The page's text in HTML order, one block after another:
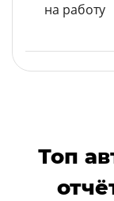
на работу
Топ